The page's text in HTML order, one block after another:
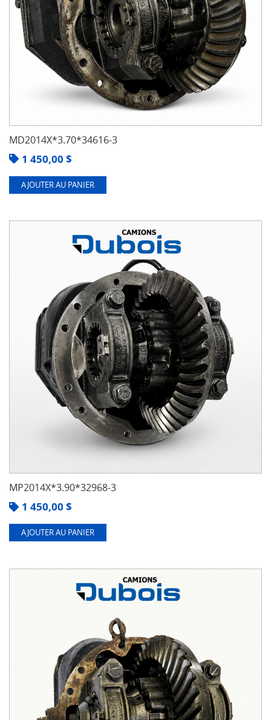
MD2014X*3.70*34616-3
1 450,00 $
AJOUTER AU PANIER
MP2014X*3.90*32968-3
1 450,00 $
AJOUTER AU PANIER